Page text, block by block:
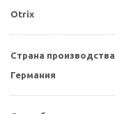
Otrix
Страна производства
Германия